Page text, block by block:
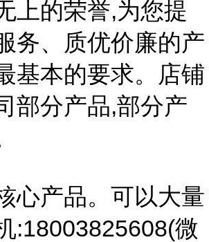
上的荣誉,为您提
务、质优价廉的产
基本的要求。店铺
部分产品,部分产
心产品。可以大量
:18003825608(微